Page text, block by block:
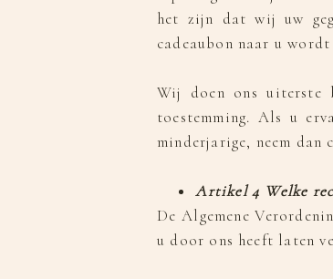
het zijn dat wij uw
cadeaubon naar u wordt
Wij doen ons uiterste
toestemming. Als u
minderjarige, neem dan
Artikel 4 Welke
De Algemene
u door ons heeft laten